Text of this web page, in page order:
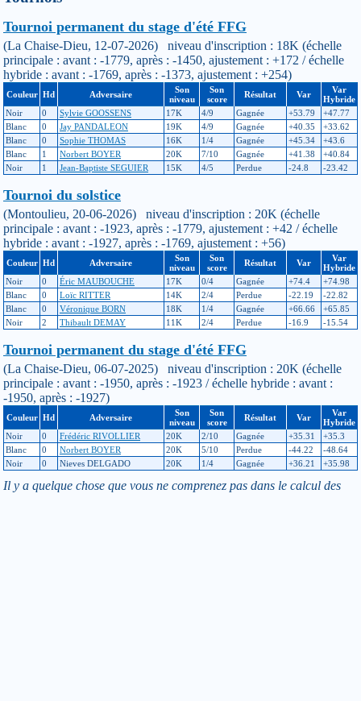
Tournoi permanent du stage d'été FFG
(La Chaise-Dieu, 12-07-2026) niveau d'inscription : 18K (échelle
principale : avant : -1779, après : -1450, ajustement : +172 / échelle
hybride : avant : -1769, après : -1373, ajustement : +254)
Couleur Hd Adversaire
Son
niveau
Son
score
Résultat Var
Var
Hybride
Noir
0 Sylvie GOOSSENS 17K 4/9 Gagnée +53.79
+47.77
Blanc
0 Jay PANDALEON 19K 4/9 Gagnée +40.35
+33.62
Blanc
0 Sophie THOMAS 16K 1/4 Gagnée +45.34
+43.6
Blanc
1 Norbert BOYER 20K 7/10 Gagnée +41.38
+40.84
Noir
1 Jean-Baptiste SEGUIER 15K 4/5 Perdue -24.8 -23.42
Tournoi du solstice
(Montoulieu, 20-06-2026) niveau d'inscription : 20K (échelle
principale : avant : -1923, après : -1779, ajustement : +42 / échelle
hybride : avant : -1927, après : -1769, ajustement : +56)
Couleur Hd Adversaire
Son
niveau
Son
score
Résultat Var
Var
Hybride
Noir
0 Éric MAUBOUCHE 17K 0/4 Gagnée +74.4
+74.98
Blanc
0 Loïc RITTER 14K 2/4 Perdue -22.19
-22.82
Blanc
0 Véronique BORN 18K 1/4 Gagnée +66.66
+65.85
Noir
2 Thibault DEMAY 11K 2/4 Perdue -16.9 -15.54
Tournoi permanent du stage d'été FFG
(La Chaise-Dieu, 06-07-2025) niveau d'inscription : 20K (échelle
principale : avant : -1950, après : -1923 / échelle hybride : avant :
-1950, après : -1927)
Couleur Hd Adversaire
Son
niveau
Son
score
Résultat Var
Var
Hybride
Noir
0 Frédéric RIVOLLIER 20K 2/10 Gagnée +35.31
+35.3
Blanc
0 Norbert BOYER 20K 5/10 Perdue -44.22
-48.64
Noir
0 Nieves DELGADO 20K 1/4 Gagnée +36.21 +35.98
Il y a quelque chose que vous ne comprenez pas dans le calcul des